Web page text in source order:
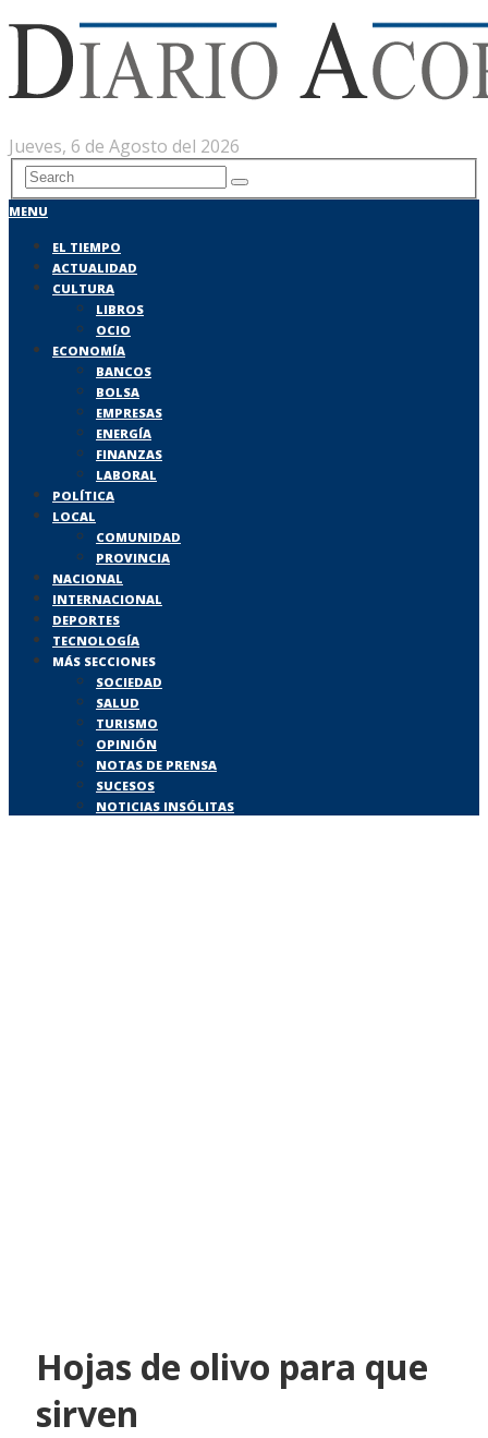
Jueves, 6 de Agosto del 2026
MENU
EL TIEMPO
ACTUALIDAD
CULTURA
LIBROS
OCIO
ECONOMÍA
BANCOS
BOLSA
EMPRESAS
ENERGÍA
FINANZAS
LABORAL
POLÍTICA
LOCAL
COMUNIDAD
PROVINCIA
NACIONAL
INTERNACIONAL
DEPORTES
TECNOLOGÍA
MÁS SECCIONES
SOCIEDAD
SALUD
TURISMO
OPINIÓN
NOTAS DE PRENSA
SUCESOS
NOTICIAS INSÓLITAS
Hojas de olivo para que
sirven